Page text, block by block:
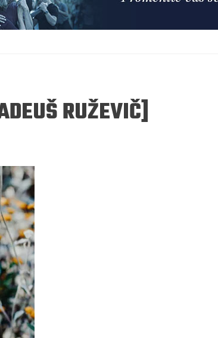
RUŽEVIČ]
JESENJIN
na življenje pod
navikli smo da užižemo
ikonama, ali ne i pred
čovjekom.
Podijelite na: